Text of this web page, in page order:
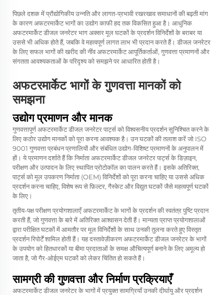
पिछले दशक में प्रौद्योगिकीय उन्नति और लागत-प्रभावी रखरखाव समाधानों की बढ़ती मांग
के कारण अफटरमार्केट भागों का उद्योग काफी हद तक विकसित हुआ है। आधुनिक
अफटरमार्केट डीजल जनरेटर भाग अक्सर मूल घटकों के प्रदर्शन विनिर्देशों के बराबर या
उससे भी अधिक होते हैं, जबकि वे महत्वपूर्ण लागत लाभ भी प्रदान करते हैं। डीजल जनरेटर
के लिए सफल भागों की खरीद की नींव अफटरमार्केट आपूर्तिकर्ताओं, गुणवत्ता प्रमाणनों और
संगतता आवश्यकताओं के परिदृश्य को समझने पर आधारित होती है।
अफटरमार्केट भागों के गुणवत्ता मानकों को
समझना
उद्योग प्रमाणन और मानक
गुणवत्तापूर्ण अफटरमार्केट डीजल जनरेटर पार्ट्स को विश्वसनीय प्रदर्शन सुनिश्चित करने के
लिए कठोर उद्योग मानकों को पूरा करना आवश्यक है। उन घटकों की तलाश करें जो ISO
9001 गुणवत्ता प्रबंधन प्रणालियों और संबंधित उद्योग-विशिष्ट प्रमाणनों के अनुपालन में
हों। ये प्रमाणन दर्शाते हैं कि निर्माता अफटरमार्केट डीजल जनरेटर पार्ट्स के डिज़ाइन,
परीक्षण और उत्पादन के लिए स्थापित प्रोटोकॉल का पालन करते हैं। इसके अतिरिक्त,
पार्ट्स को मूल उपकरण निर्माता (OEM) विनिर्देशों को पूरा करना चाहिए या उससे अधिक
प्रदर्शन करना चाहिए, विशेष रूप से फ़िल्टर, गैस्केट और विद्युत घटकों जैसे महत्वपूर्ण घटकों
के लिए।
तृतीय-पक्ष परीक्षण प्रयोगशालाएँ अफटरमार्केट के भागों के प्रदर्शन की स्वतंत्र पुष्टि प्रदान
करती हैं, जो गुणवत्ता के बारे में अतिरिक्त आश्वासन देती हैं। मान्यता प्राप्त प्रयोगशालाओं
द्वारा परीक्षित घटकों में आमतौर पर मूल विनिर्देशों के साथ उनकी तुलना करते हुए विस्तृत
प्रदर्शन रिपोर्टें शामिल होती हैं। यह दस्तावेज़ीकरण अफटरमार्केट डीजल जनरेटर के भागों
के उपयोग को हितधारकों या बीमा प्रदाताओं के समक्ष औचित्यपूर्ण बनाने के लिए अमूल्य हो
जाता है, जो गैर-ओईएम घटकों को लेकर चिंतित हो सकते हैं।
सामग्री की गुणवत्ता और निर्माण प्रक्रियाएँ
अफटरमार्केट डीजल जनरेटर के भागों में प्रयुक्त सामग्रियाँ उनकी दीर्घायु और प्रदर्शन